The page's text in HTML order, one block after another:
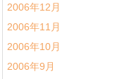
2006年12月
2006年11月
2006年10月
2006年9月